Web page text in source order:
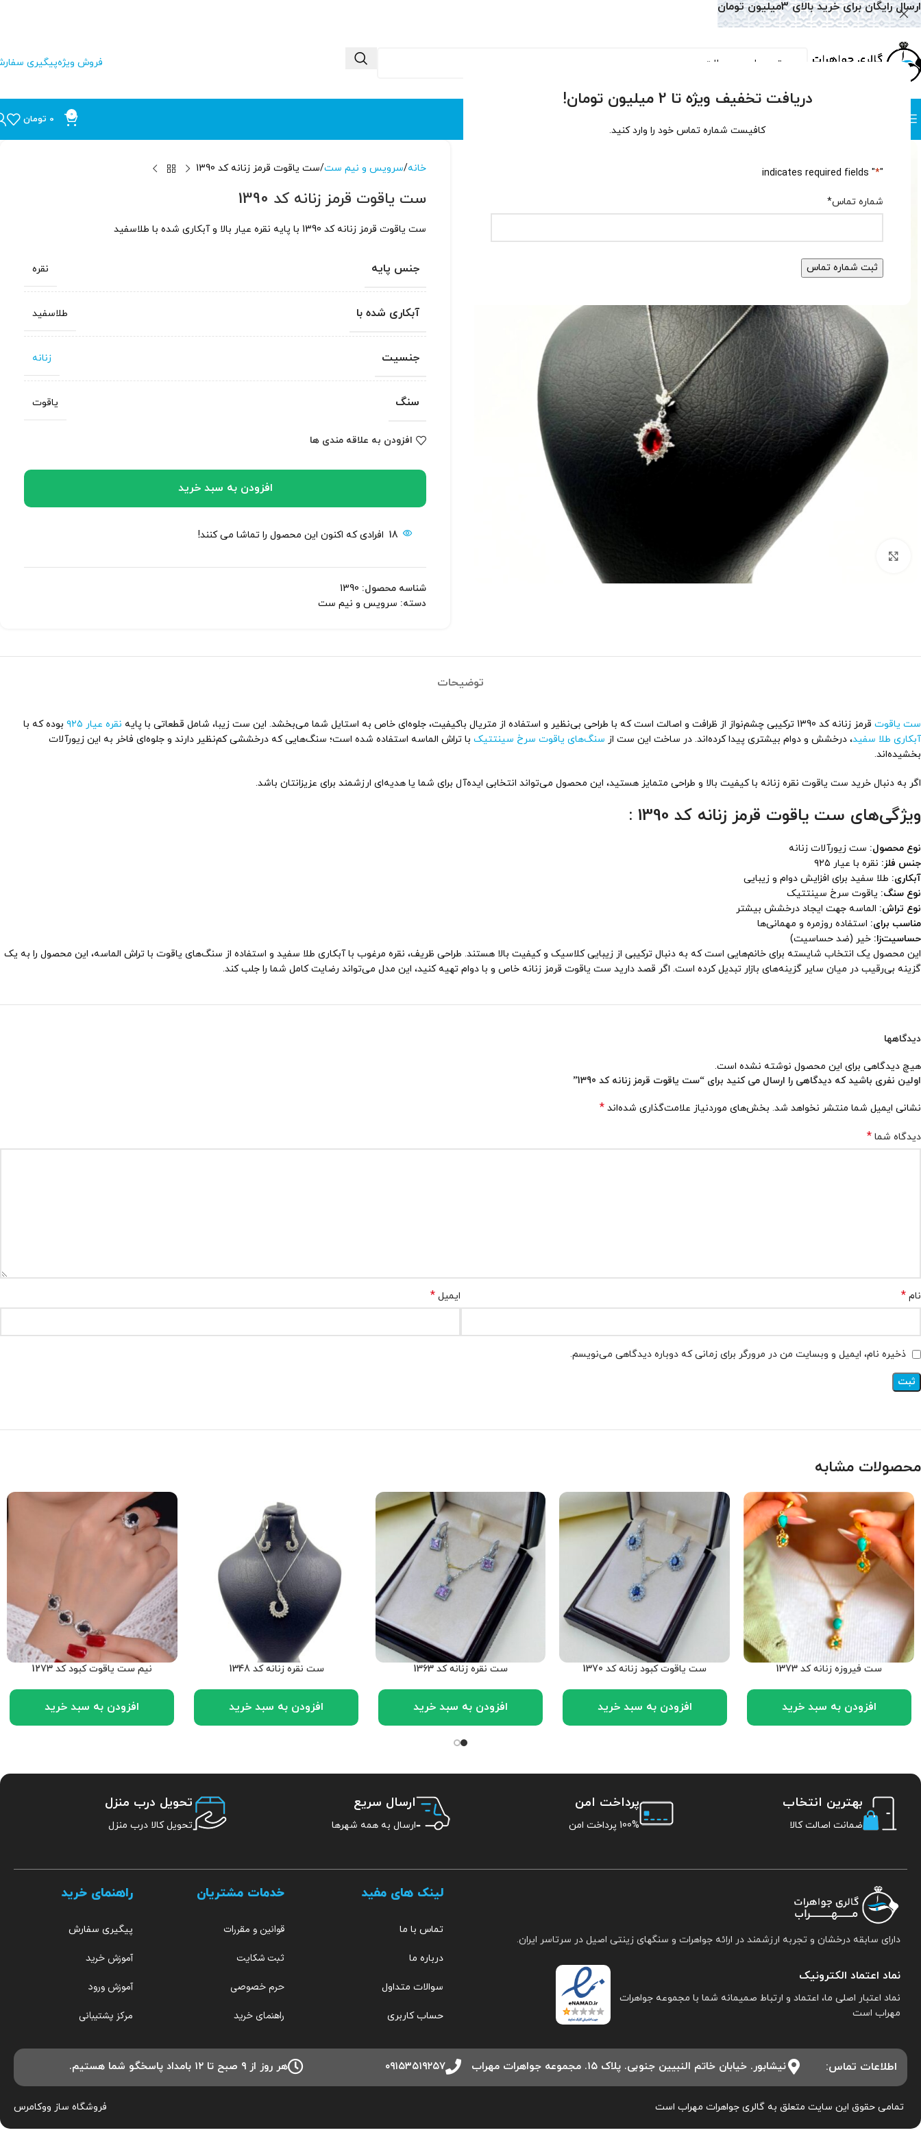
دریافت تخفیف ویژه تا 2 میلیون تومان!
کافیست شماره تماس خود را وارد کنید.
"
*
" indicates required fields
شماره تماس*
فروش ویژهپیگیری
0
0 تومان
خانه سرویس و نیم ست ست یاقوت قرمز زنانه کد 1390
ست یاقوت قرمز زنانه کد 1390
ست یاقوت قرمز زنانه کد 1390 با پایه نقره عیار بالا و آبکاری شده با طلاسفید
جنس پایه نقره
آبکاری شده با طلاسفید
جنسیت زنانه
سنگ یاقوت
افزودن به علاقه مندی ها
افزودن به سبد خرید
18 افرادی که اکنون این محصول را تماشا می کنند!
شناسه محصول: 1390
دسته: سرویس و نیم ست
توضیحات
ست یاقوت قرمز زنانه کد 1390 ترکیبی چشم‌نواز از ظرافت و اصالت است که با طراحی بی‌نظیر و استفاده از متریال باکیفیت، جلوه‌ای خاص به استایل شما می‌بخشد. این ست زیبا، شامل قطعاتی با پایه نقره عیار ۹۲۵
بوده که با
آبکاری طلا سفید، درخشش و دوام بیشتری پیدا کرده‌اند. در ساخت این ست از سنگ‌های یاقوت سرخ سینتتیک با تراش الماسه استفاده شده است؛ سنگ‌هایی که درخششی کم‌نظیر دارند و جلوه‌ای فاخر به این زیورآلات
بخشیده‌اند.
اگر به دنبال خرید ست یاقوت نقره زنانه با کیفیت بالا و طراحی متمایز هستید، این محصول می‌تواند انتخابی ایده‌آل برای شما یا هدیه‌ای ارزشمند برای عزیزانتان باشد.
ویژگی‌های ست یاقوت قرمز زنانه کد 1390 :
نوع محصول: ست زیورآلات زنانه
جنس فلز: نقره با عیار ۹۲۵
آبکاری: طلا سفید برای افزایش دوام و زیبایی
نوع سنگ: یاقوت سرخ سینتتیک
نوع تراش: الماسه جهت ایجاد درخشش بیشتر
مناسب برای: استفاده روزمره و مهمانی‌ها
حساسیت‌زا: خیر (ضد حساسیت)
این محصول یک انتخاب شایسته برای خانم‌هایی است که به دنبال ترکیبی از زیبایی کلاسیک و کیفیت بالا هستند. طراحی ظریف، نقره مرغوب با آبکاری طلا سفید و استفاده از سنگ‌های یاقوت با تراش الماسه، این محصول را به یک
گزینه بی‌رقیب در میان سایر گزینه‌های بازار تبدیل کرده است. اگر قصد دارید ست یاقوت قرمز زنانه خاص و با دوام تهیه کنید، این مدل می‌تواند رضایت کامل شما را جلب کند.
دیدگاهها
هیچ دیدگاهی برای این محصول نوشته نشده است.
اولین نفری باشید که دیدگاهی را ارسال می کنید برای “ست یاقوت قرمز زنانه کد 1390”
نشانی ایمیل شما منتشر نخواهد شد. بخش‌های موردنیاز علامت‌گذاری شده‌اند *
دیدگاه شما *
نام * ایمیل *
ذخیره نام، ایمیل و وبسایت من در مرورگر برای زمانی که دوباره دیدگاهی می‌نویسم.
محصولات مشابه
ست فیروزه زنانه کد 1373
افزودن به سبد خرید
ست یاقوت کبود زنانه کد 1370
افزودن به سبد خرید
ست نقره زنانه کد 1363
افزودن به سبد خرید
ست نقره زنانه کد 1348
افزودن به سبد خرید
نیم ست یاقوت کبود کد 1273
افزودن به سبد خرید
بهترین انتخاب
ضمانت اصالت کالا
پرداخت امن
100% پرداخت امن
ارسال سریع
ارسال به همه شهرها
تحویل درب منزل
تحویل کالا درب منزل
دارای سابقه درخشان و تجربه ارزشمند در ارائه جواهرات و سنگهای زینتی اصیل در سرتاسر ایران.
نماد اعتماد الکترونیک
نماد اعتبار اصلی ما، اعتماد و ارتباط صمیمانه شما با مجموعه جواهرات
مهراب است
لینک های مفید
تماس با ما
درباره ما
سوالات متداول
حساب کاربری
خدمات مشتریان
قوانین و مقررات
ثبت شکایت
حرم خصوصی
راهنمای خرید
راهنمای خرید
پیگیری سفارش
آموزش خرید
آموزش ورود
مرکز پشتیبانی
اطلاعات تماس: نیشابور. خیابان خاتم النبیین جنوبی. پلاک ۱۵. مجموعه جواهرات مهراب ۰۹۱۵۳۵۱۹۲۵۷ هر روز از ۹ صبح تا ۱۲ بامداد پاسخگو شما هستیم.
تمامی حقوق این سایت متعلق به گالری جواهرات مهراب است فروشگاه ساز ووکامرس
ارسال رایگان برای خرید بالای 3میلیون تومان